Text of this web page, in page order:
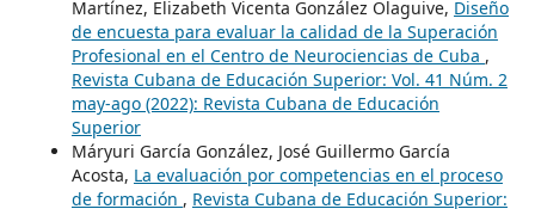
Martínez, Elizabeth Vicenta González Olaguive, Diseño
de encuesta para evaluar la calidad de la Superación
Profesional en el Centro de Neurociencias de Cuba ,
Revista Cubana de Educación Superior: Vol. 41 Núm. 2
may-ago (2022): Revista Cubana de Educación
Superior
Máryuri García González, José Guillermo García
Acosta, La evaluación por competencias en el proceso
de formación , Revista Cubana de Educación Superior: